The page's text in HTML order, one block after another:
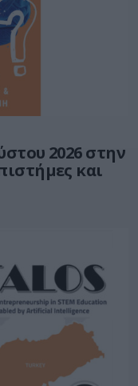
2026 στην
και